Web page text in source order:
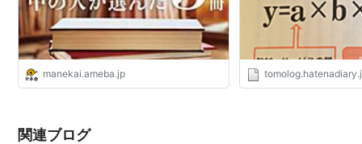
manekai.ameba.jp
関連ブログ